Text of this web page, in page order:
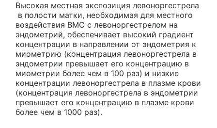
Высокая местная экспозиция левоноргестрела
в полости матки, необходимая для местного
воздействия ВМС с левоноргестрелом на
эндометрий, обеспечивает высокий градиент
концентрации в направлении от эндометрия к
миометрию (концентрация левоноргестрела в
эндометрии превышает его концентрацию в
миометрии более чем в 100 раз) и низкие
концентрации левоноргестрела в плазме крови
(концентрация левоноргестрела в эндометрии
превышает его концентрацию в плазме крови
более чем в 1000 раз).